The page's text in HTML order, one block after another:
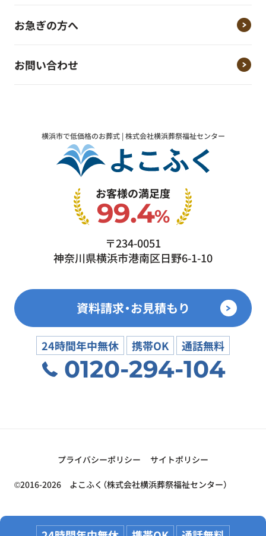
お急ぎの方へ
お問い合わせ
横浜市で低価格のお葬式 | 株式会社横浜葬祭福祉センター
お客様の満足度
99.4%
〒234-0051
神奈川県横浜市港南区日野6-1-10
資料請求・お見積もり
24時間年中無休 携帯OK 通話無料
0120-294-104
プライバシーポリシー サイトポリシー
©2016-2026 よこふく（株式会社横浜葬祭福祉センター）